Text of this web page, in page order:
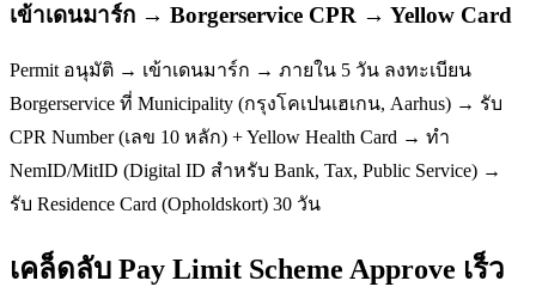
เข้าเดนมาร์ก → Borgerservice CPR → Yellow Card
Permit อนุมัติ → เข้าเดนมาร์ก → ภายใน 5 วัน ลงทะเบียน
Borgerservice ที่ Municipality (กรุงโคเปนเฮเกน, Aarhus) → รับ
CPR Number (เลข 10 หลัก) + Yellow Health Card → ทำ
NemID/MitID (Digital ID สำหรับ Bank, Tax, Public Service) →
รับ Residence Card (Opholdskort) 30 วัน
เคล็ดลับ Pay Limit Scheme Approve เร็ว